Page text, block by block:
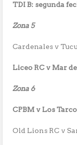
TDI B: segunda
Zona 5
Cardenales v
Liceo RC v Mar
Zona 6
CPBM v Los
Old Lions RC v